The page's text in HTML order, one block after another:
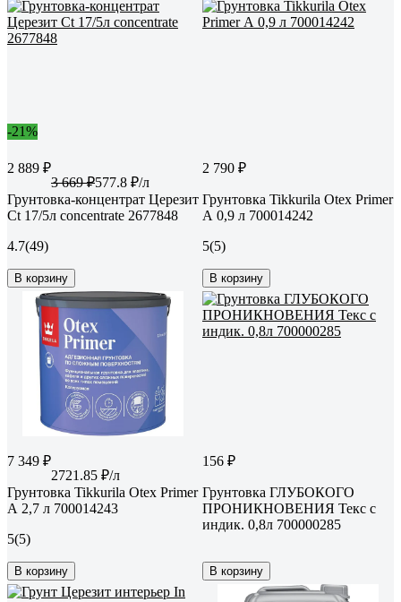
-21%
2 889 ₽
3 669 ₽577.8 ₽/л
Грунтовка-концентрат Церезит
Ct 17/5л concentrate 2677848
4.7(49)
В корзину
2 790 ₽
Грунтовка Tikkurila Otex Primer
А 0,9 л 700014242
5(5)
В корзину
7 349 ₽
2721.85 ₽/л
Грунтовка Tikkurila Otex Primer
А 2,7 л 700014243
5(5)
В корзину
156 ₽
Грунтовка ГЛУБОКОГО
ПРОНИКНОВЕНИЯ Текс с
индик. 0,8л 700000285
В корзину